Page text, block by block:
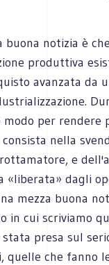
buona notizia è
produttiva
avanzata da
modo per rendere
nella
e
«liberata» dagli
mezza buona
in cui scriviamo
presa sul
quelle che fanno